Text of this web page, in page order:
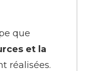
que
et la
réalisées.